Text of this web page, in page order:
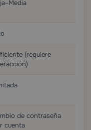
(requiere
de contraseña
cuenta